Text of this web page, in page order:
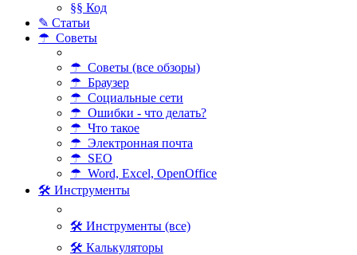
§§ Код
✎ Статьи
☂ Советы
☂ Советы (все обзоры)
☂ Браузер
☂ Социальные сети
☂ Ошибки - что делать?
☂ Что такое
☂ Электронная почта
☂ SEO
☂ Word, Excel, OpenOffice
🛠 Инструменты
🛠 Инструменты (все)
🛠 Калькуляторы